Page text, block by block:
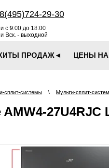
8(495)724-29-30
с 9:00 до 18:00
Вск. - выходной
ПРОДАЖ◄ ЦЕНЫ НА
сплит-системы \ Мульти-сплит-
27U4RJC